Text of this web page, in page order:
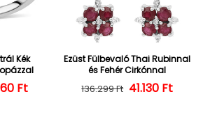
Kék
ár ár
Ft
Ezüst Fülbevaló Thai Rubinnal
és Fehér Cirkónnal
Normál ár
136.299 Ft 41.130 Ft